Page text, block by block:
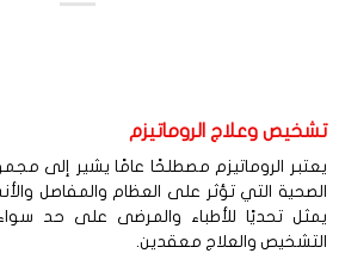
وعلاج الروماتيزم
الروماتيزم مصطلحًا عامًا يشير إلى
التي تؤثر على العظام والمفاصل
تحديًا للأطباء والمرضى على حد
والعلاج معقدين.